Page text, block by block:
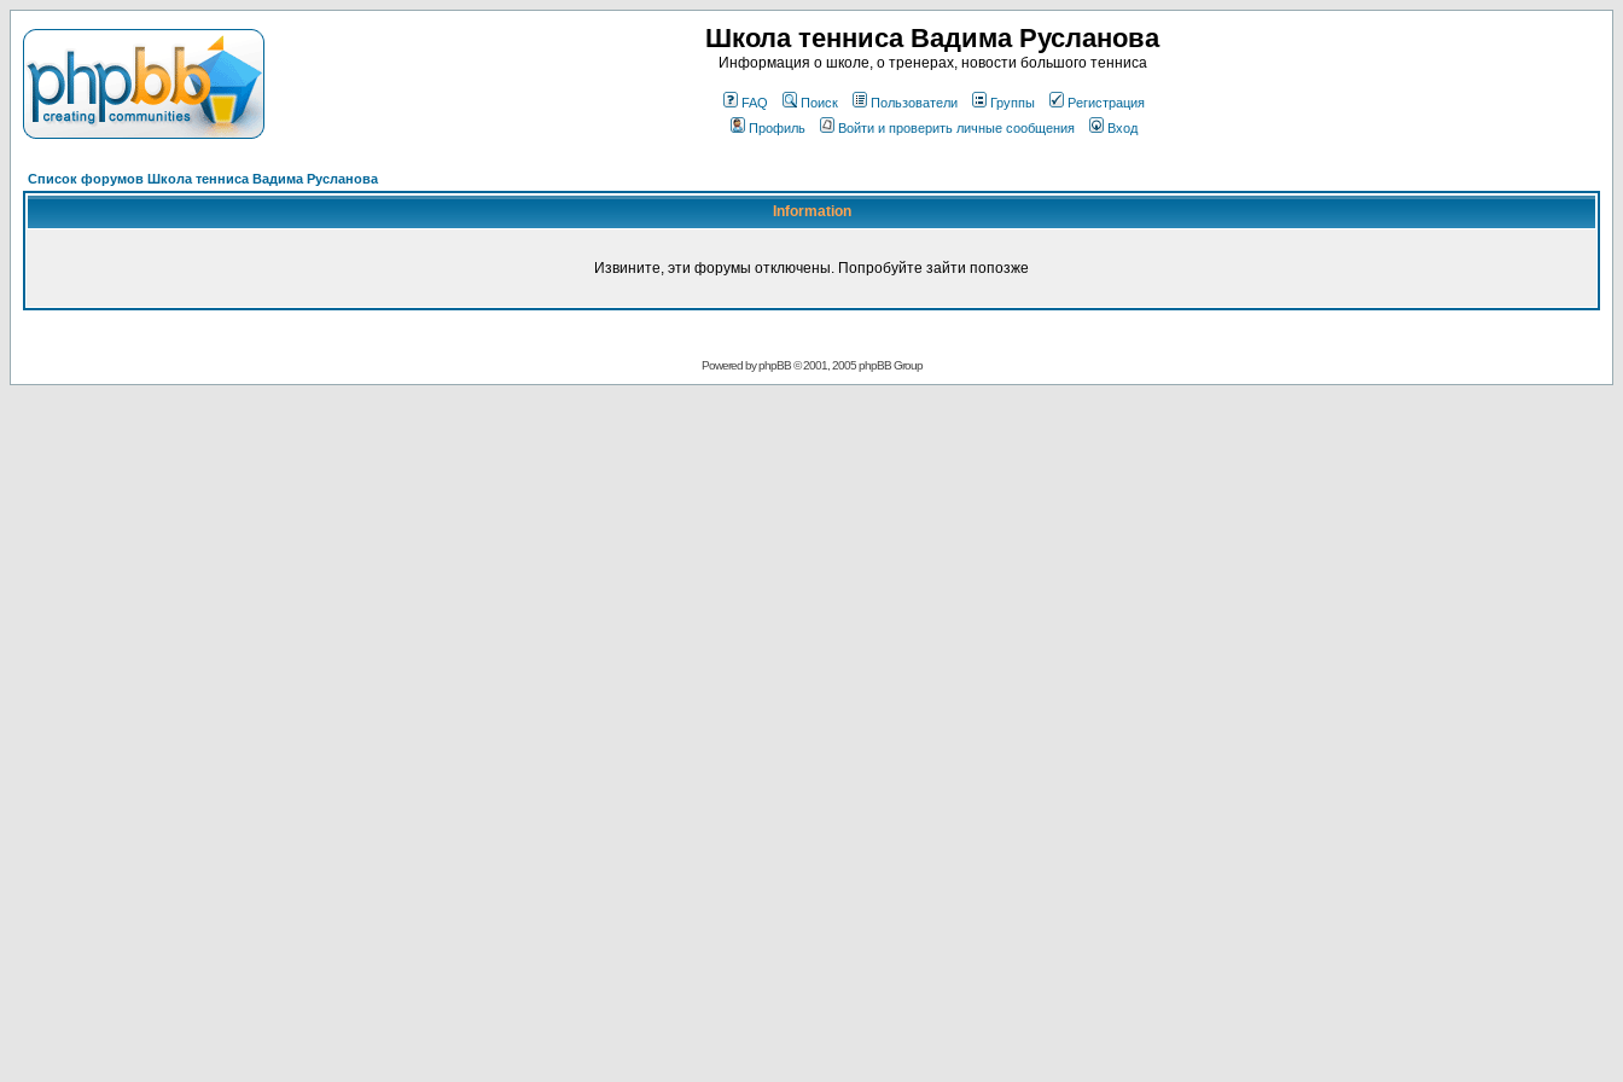
Школа тенниса Вадима Русланова
Информация о школе, о тренерах, новости большого тенниса
FAQ Поиск Пользователи Группы
Регистрация
Профиль
Войти и проверить личные сообщения Вход
Список форумов Школа тенниса Вадима Русланова
Information
Извините, эти форумы отключены. Попробуйте зайти попозже
Powered byphpBB© 2001, 2005 phpBB Group